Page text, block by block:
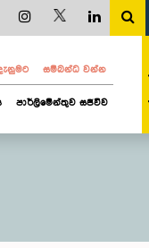
සම්බන්ධ වන්න
පාර්ලිමේන්තුව සජීවීව